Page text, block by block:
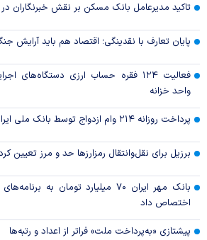
تاکید مدیرعامل بانک مسکن بر نقش خبرنگاران در
پایان تعارف با نقدینگی؛ اقتصاد هم باید آرایش
فعالیت ۱۲۴ فقره حساب ارزی
واحد خزانه
پرداخت روزانه ۲۱۴ وام ازدواج توسط بانک ملی ایران
برزیل برای نقل‌وانتقال رمزارزها حد و مرز تعیین
بانک مهر ایران ۷۰ میلیارد تومان به
اختصاص داد
پیشتازی «به‌پرداخت ملت» فراتر از اعداد و رتبه‌ها